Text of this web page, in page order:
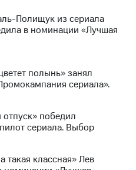
Полищук из сериала
в номинации «Лучшая
полынь» занял
сериала».
победил
сериала. Выбор
такая классная» Лев